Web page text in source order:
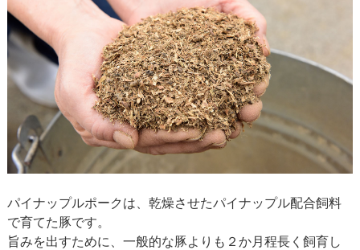
パイナップルポークは、乾燥させたパイナップル配合飼料
で育てた豚です。
旨みを出すために、一般的な豚よりも２か月程長く飼育し